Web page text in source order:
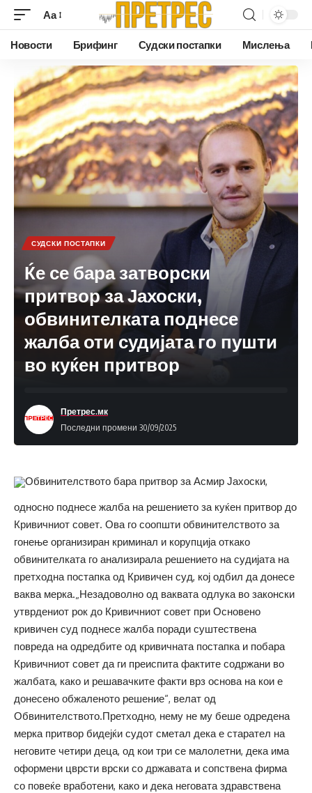
Аа
Новости Брифинг Судски постапки Мислења
СУДСКИ ПОСТАПКИ
Ќе се бара затворски
притвор за Јахоски,
обвинителката поднесе
жалба оти судијата го пушти
во куќен притвор
Последни промени 30/09/2025
Претрес.мк
Обвинителството бара притвор за Асмир Јахоски,
односно поднесе жалба на решението за куќен притвор до
Кривичниот совет. Ова го соопшти обвинителството за
гонење организиран криминал и корупција откако
обвинителката го анализирала решението на судијата на
претходна постапка од Кривичен суд, кој одбил да донесе
ваква мерка.„Незадоволно од ваквата одлука во законски
утврдениот рок до Кривичниот совет при Основено
кривичен суд поднесе жалба поради суштествена
повреда на одредбите од кривичната постапка и побара
Кривичниот совет да ги преиспита фактите содржани во
жалбата, како и решавачките факти врз основа на кои е
донесено обжаленото решение“, велат од
Обвинителството.Претходно, нему не му беше одредена
мерка притвор бидејќи судот сметал дека е старател на
неговите четири деца, од кои три се малолетни, дека има
оформени цврсти врски со државата и сопствена фирма
со повеќе вработени, како и дека неговата здравствена